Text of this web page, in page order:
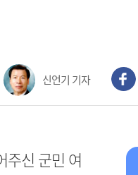
신언기 기자
주신 군민 여